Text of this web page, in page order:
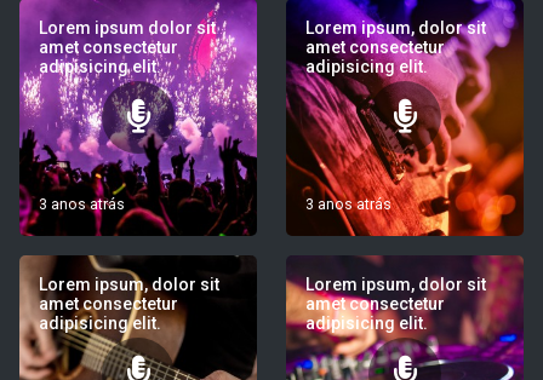
Lorem ipsum dolor sit
amet consectetur
adipisicing elit.
3 anos atrás
Lorem ipsum, dolor sit
amet consectetur
adipisicing elit.
3 anos atrás
Lorem ipsum, dolor sit
amet consectetur
adipisicing elit.
Lorem ipsum, dolor sit
amet consectetur
adipisicing elit.